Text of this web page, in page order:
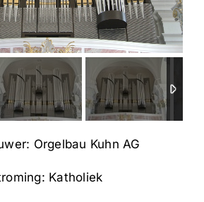
Orgelbau Kuhn AG
Katholiek